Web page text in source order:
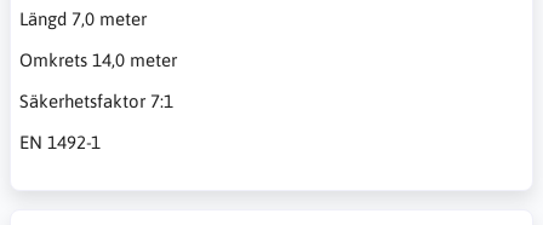
Längd 7,0 meter
Omkrets 14,0 meter
Säkerhetsfaktor 7:1
EN 1492-1